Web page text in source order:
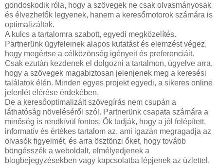
gondoskodik róla, hogy a szövegek ne csak olvasmányosak
és élvezhetők legyenek, hanem a keresőmotorok számára is
optimalizáltak.
A kulcs a tartalomra szabott, egyedi megközelítés.
Partnerünk ügyfeleinek alapos kutatást és elemzést végez,
hogy megértse a célközönség igényeit és preferenciáit.
Csak ezután kezdenek el dolgozni a tartalmon, ügyelve arra,
hogy a szövegek magabiztosan jelenjenek meg a keresési
találatok élén. Minden egyes projekt egyedi, a sikeres online
jelenlét elérése érdekében.
De a keresőoptimalizált szövegírás nem csupán a
láthatóság növeléséről szól. Partnerünk csapata számára a
minőség is rendkívül fontos. Ők tudják, hogy a jól felépített,
informatív és értékes tartalom az, ami igazán megragadja az
olvasók figyelmét, és arra ösztönzi őket, hogy tovább
böngésszék a weboldalt, elmélyedjenek a
blogbejegyzésekben vagy kapcsolatba lépjenek az üzlettel.